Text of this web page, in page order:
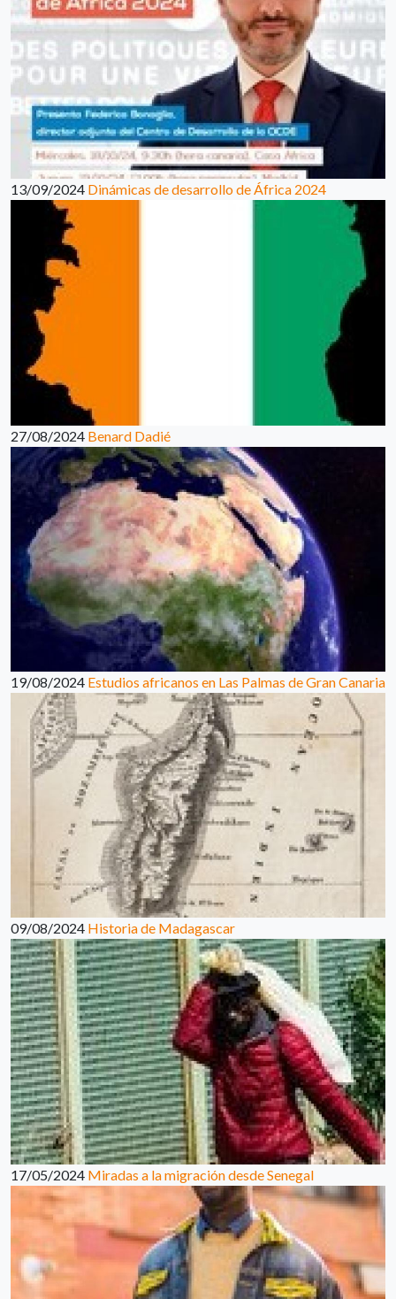
13/09/2024 Dinámicas de desarrollo de África 2024
27/08/2024 Benard Dadié
19/08/2024 Estudios africanos en Las Palmas de Gran Canaria
09/08/2024 Historia de Madagascar
17/05/2024 Miradas a la migración desde Senegal